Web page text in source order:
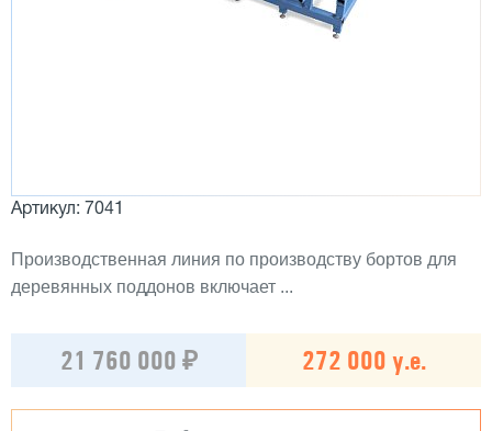
Артикул: 7041
Производственная линия по производству бортов для
деревянных поддонов включает ...
21 760 000 ₽ 272 000 у.е.